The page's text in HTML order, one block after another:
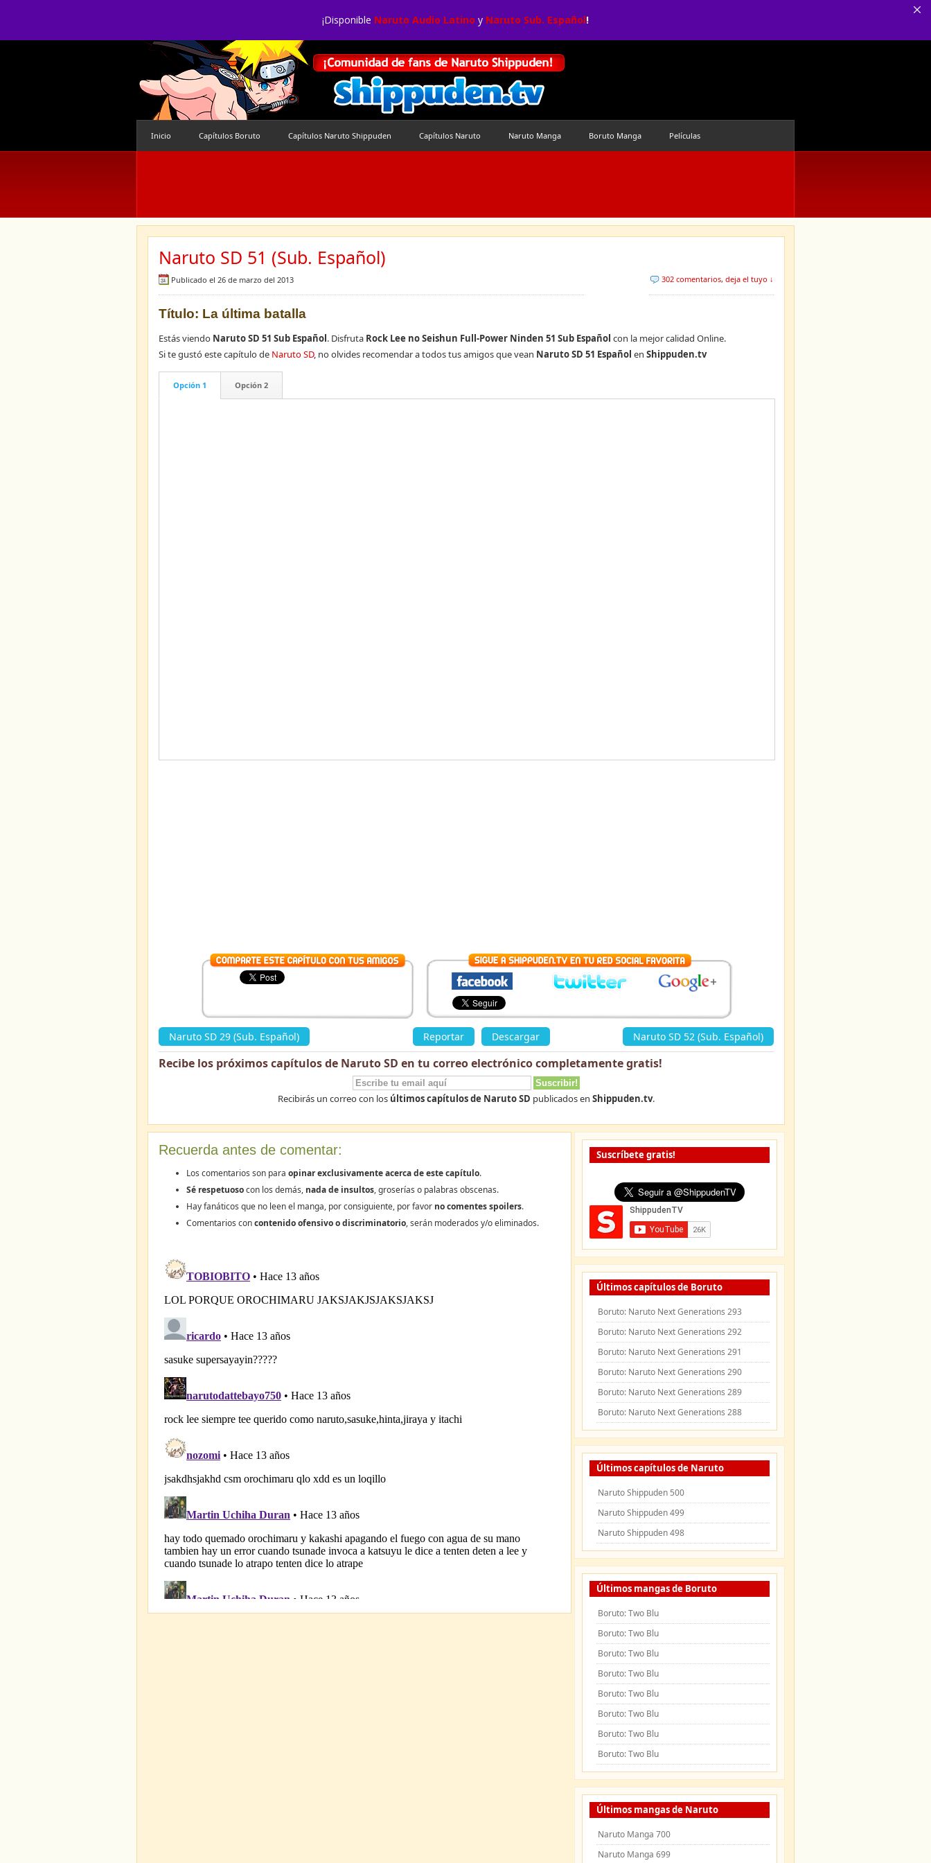
¡Disponible Naruto Audio Latino y Naruto Sub. Español!
Inicio Capítulos Boruto Capítulos Naruto Shippuden Capítulos Naruto Naruto Manga Boruto Manga Películas
Naruto SD 51 (Sub. Español)
Publicado el 26 de marzo del 2013 302 comentarios, deja el tuyo ↓
Título: La última batalla
Estás viendo Naruto SD 51 Sub Español. Disfruta Rock Lee no Seishun Full-Power Ninden 51 Sub Español con la mejor calidad Online.
Si te gustó este capítulo de Naruto SD, no olvides recomendar a todos tus amigos que vean Naruto SD 51 Español en Shippuden.tv
Opción 1 Opción 2
Naruto SD 29 (Sub. Español) Reportar Descargar Naruto SD 52 (Sub. Español)
Recibe los próximos capítulos de Naruto SD en tu correo electrónicocompletamente gratis!
Recibirás un correo con los últimos capítulos de Naruto SD publicados en Shippuden.tv.
Recuerda antes de comentar:
Los comentarios son para opinar exclusivamente acerca de este capítulo.
Sé respetuosocon los demás, nada de insultos, groserías o palabras obscenas.
Hay fanáticos que no leen el manga, por consiguiente, por favor no comentes spoilers.
Comentarios concontenido ofensivo o discriminatorio, serán moderados y/o eliminados.
Suscríbete gratis!
Últimos capítulos de Boruto
Boruto: Naruto Next Generations 293
Boruto: Naruto Next Generations 292
Boruto: Naruto Next Generations 291
Boruto: Naruto Next Generations 290
Boruto: Naruto Next Generations 289
Boruto: Naruto Next Generations 288
Últimos capítulos de Naruto
Naruto Shippuden 500
Naruto Shippuden 499
Naruto Shippuden 498
Últimos mangas de Boruto
Boruto: Two Blu
Boruto: Two Blu
Boruto: Two Blu
Boruto: Two Blu
Boruto: Two Blu
Boruto: Two Blu
Boruto: Two Blu
Boruto: Two Blu
Últimos mangas de Naruto
Naruto Manga 700
Naruto Manga 699